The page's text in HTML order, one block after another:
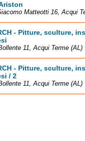
Matteotti 16, Acqui
- Pitture, sculture,
11, Acqui Terme (AL)
- Pitture, sculture,
/ 2
11, Acqui Terme (AL)